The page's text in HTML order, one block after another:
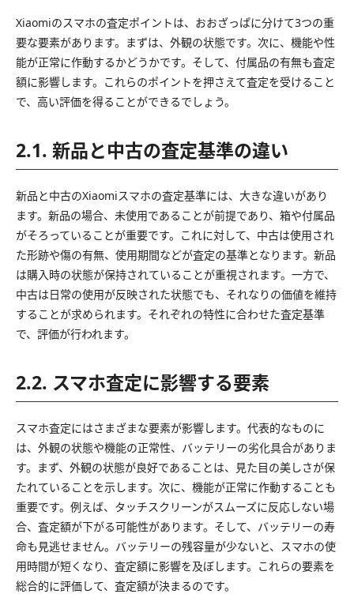
Xiaomiのスマホの査定ポイントは、おおざっぱに分けて3つの重
要な要素があります。まずは、外観の状態です。次に、機能や性
能が正常に作動するかどうかです。そして、付属品の有無も査定
額に影響します。これらのポイントを押さえて査定を受けること
で、高い評価を得ることができるでしょう。
2.1. 新品と中古の査定基準の違い
新品と中古のXiaomiスマホの査定基準には、大きな違いがあり
ます。新品の場合、未使用であることが前提であり、箱や付属品
がそろっていることが重要です。これに対して、中古は使用され
た形跡や傷の有無、使用期間などが査定の基準となります。新品
は購入時の状態が保持されていることが重視されます。一方で、
中古は日常の使用が反映された状態でも、それなりの価値を維持
することが求められます。それぞれの特性に合わせた査定基準
で、評価が行われます。
2.2. スマホ査定に影響する要素
スマホ査定にはさまざまな要素が影響します。代表的なものに
は、外観の状態や機能の正常性、バッテリーの劣化具合がありま
す。まず、外観の状態が良好であることは、見た目の美しさが保
たれていることを示します。次に、機能が正常に作動することも
重要です。例えば、タッチスクリーンがスムーズに反応しない場
合、査定額が下がる可能性があります。そして、バッテリーの寿
命も見逃せません。バッテリーの残容量が少ないと、スマホの使
用時間が短くなり、査定額に影響を及ぼします。これらの要素を
総合的に評価して、査定額が決まるのです。